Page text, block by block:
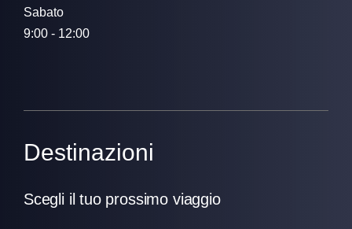
Sabato
9:00 - 12:00
Destinazioni
Scegli il tuo prossimo viaggio